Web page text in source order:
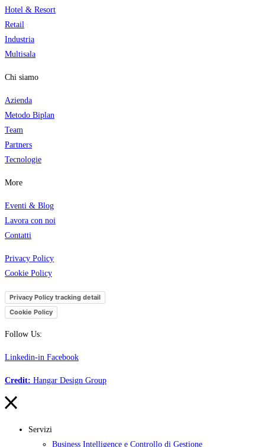
Hotel & Resort
Retail
Industria
Multisala
Chi siamo
Azienda
Metodo Biplan
Team
Partners
Tecnologie
More
Eventi & Blog
Lavora con noi
Contatti
Privacy Policy
Cookie Policy
Privacy Policy tracking detail
Cookie Policy
Follow Us:
Linkedin-in Facebook
Credit: Hangar Design Group
Servizi
Business Intelligence e Controllo di Gestione